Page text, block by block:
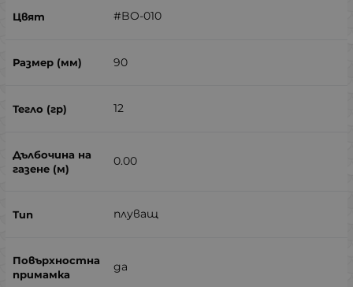
#BO-010
90
12
0.00
плуващ
да